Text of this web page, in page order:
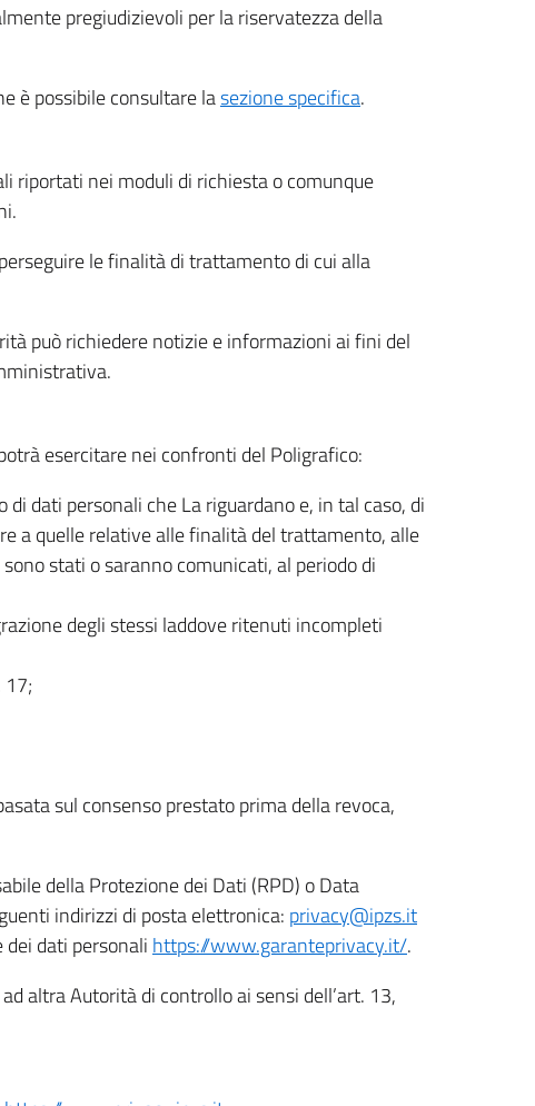
pregiudizievoli per la riservatezza della
è possibile consultare lasezione specifica.
riportati nei moduli di richiesta o comunque
le finalità di trattamento di cui alla
può richiedere notizie e informazioni ai fini del
esercitare nei confronti del Poligrafico:
dati personali che La riguardano e, in tal caso, di
a quelle relative alle finalità del trattamento, alle
stati o saranno comunicati, al periodo di
degli stessi laddove ritenuti incompleti
17;
sul consenso prestato prima della revoca,
della Protezione dei Dati (RPD) o Data
indirizzi di posta elettronica: privacy@ipzs.it
dei dati personali https://www.garanteprivacy.it/.
altra Autorità di controllo ai sensi dell’art. 13,